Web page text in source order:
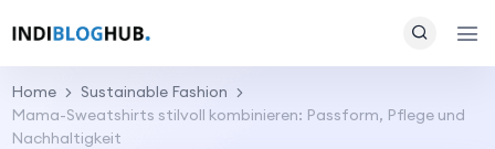
Home
Sustainable Fashion
Mama-Sweatshirts stilvoll kombinieren: Passform, Pflege und
Nachhaltigkeit